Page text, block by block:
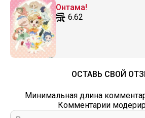
Онтама!
6.62
ОСТАВЬ СВОЙ
Минимальная длина
Комментарии